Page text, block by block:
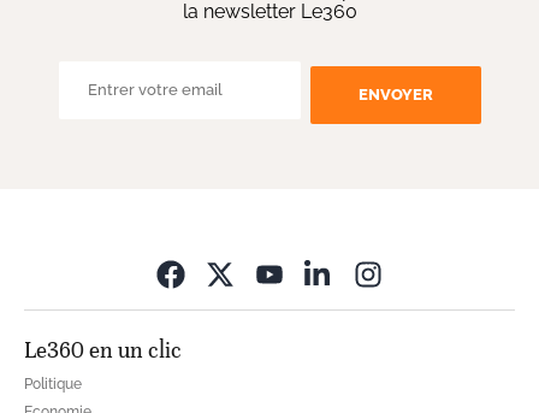
la newsletter Le360
ENVOYER
Le360 en un clic
Politique